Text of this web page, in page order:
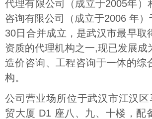
代理有限公司（成立于2005年）
咨询有限公司（成立于2006 年）
30日合并成立，是武汉市最早取
资质的代理机构之一,现已发展成
造价咨询、工程咨询于一体的综
构。
公司营业场所位于武汉市江汉
贸大厦 D1 座八、九、十楼，配